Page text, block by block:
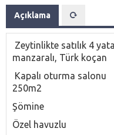
Açıklama
Zeytinlikte satılık 4
manzaralı, Türk koçan
Kapalı oturma salonu
250m2
Şömine
Özel havuzlu